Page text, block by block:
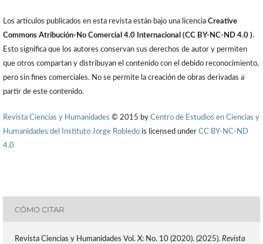
Los artículos publicados en esta revista están bajo una licencia Creative
Commons Atribución-No Comercial 4.0 Internacional (CC BY-NC-ND 4.0 ).
Esto significa que los autores conservan sus derechos de autor y permiten
que otros compartan y distribuyan el contenido con el debido reconocimiento,
pero sin fines comerciales. No se permite la creación de obras derivadas a
partir de este contenido.
Revista Ciencias y Humanidades © 2015 by Centro de Estudios en Ciencias y
Humanidades del Instituto Jorge Robledo is licensed under CC BY-NC-ND
4.0
CÓMO CITAR
Revista Ciencias y Humanidades Vol. X: No. 10 (2020). (2025). Revista